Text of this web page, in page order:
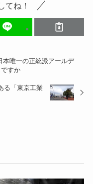
てね！
本唯一の正統派アールデ
すか
る「東京工業